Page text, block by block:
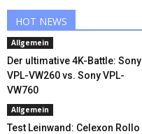
HOT NEWS
Allgemein
Der ultimative 4K-Battle: Sony
VPL-VW260 vs. Sony VPL-
VW760
Allgemein
Test Leinwand: Celexon Rollo